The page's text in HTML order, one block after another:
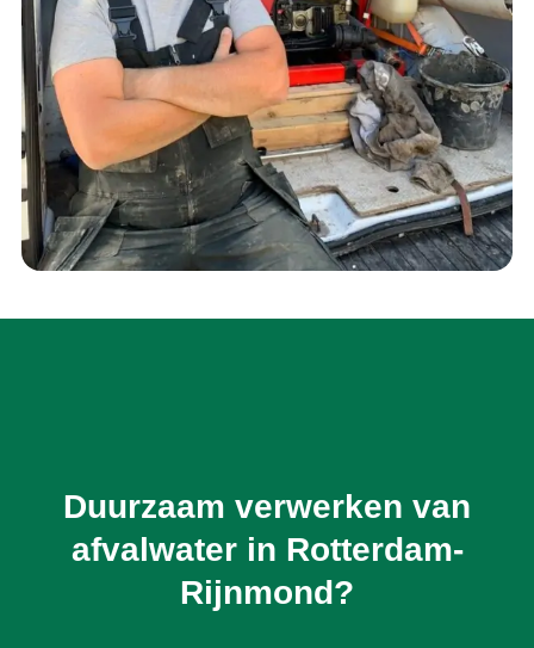
Duurzaam verwerken van
afvalwater in Rotterdam-
Rijnmond?